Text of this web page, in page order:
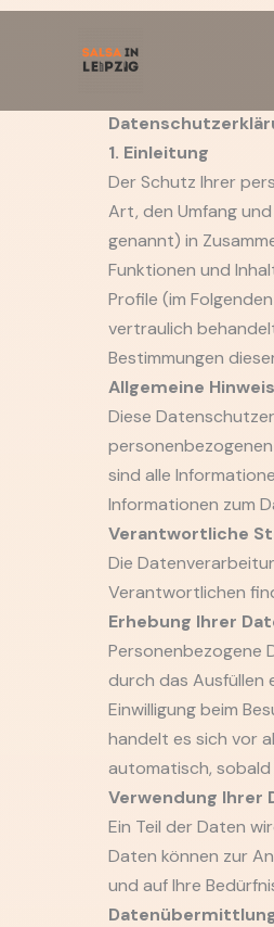
Zum
1. Einleitung
Der Schutz Ihrer
Art, den Umfang
genannt) in
Funktionen und
Profile (im
vertraulich
Bestimmungen
Allgemeine
Diese
sind alle
Informationen zum
Verantwortliche
Die
Verantwortlichen
Erhebung Ihrer
Personenbezogene
durch das Ausfüllen
Einwilligung beim
handelt es sich vor
automatisch,
Verwendung Ihrer
Ein Teil der Daten
Daten können zur
und auf Ihre